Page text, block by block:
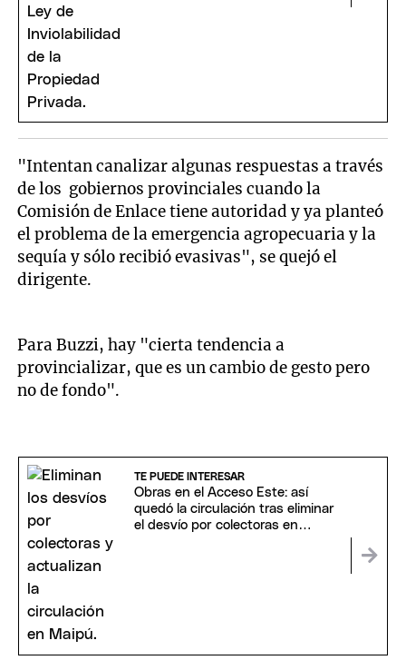
"Intentan canalizar algunas respuestas a través
de los gobiernos provinciales cuando la
Comisión de Enlace tiene autoridad y ya planteó
el problema de la emergencia agropecuaria y la
sequía y sólo recibió evasivas", se quejó el
dirigente.
Para Buzzi, hay "cierta tendencia a
provincializar, que es un cambio de gesto pero
no de fondo".
TE PUEDE INTERESAR
Obras en el Acceso Este: así
quedó la circulación tras eliminar
el desvío por colectoras en